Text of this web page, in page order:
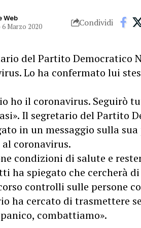
Web
6 Marzo 2020 Condividi
del Partito Democratico
Lo ha confermato lui
ho il coronavirus. Seguirò
Il segretario del Partito
in un messaggio sulla sua
coronavirus.
condizioni di salute e
ha spiegato che cercherà
controlli sulle persone
ha cercato di trasmettere
combattiamo».